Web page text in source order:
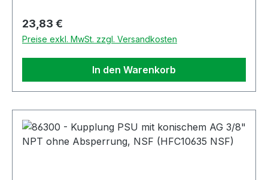
Regulärer Preis:
23,83 €
Preise exkl. MwSt. zzgl. Versandkosten
In den Warenkorb